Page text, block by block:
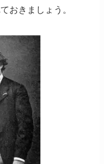
おきましょう。